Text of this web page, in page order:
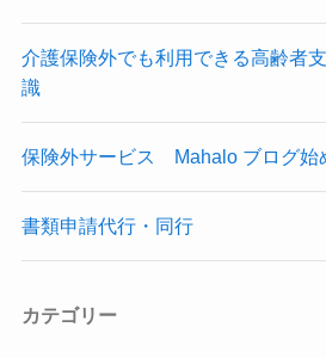
介護保険外でも利用できる高齢者
識
保険外サービス Mahalo ブログ始
書類申請代行・同行
カテゴリー